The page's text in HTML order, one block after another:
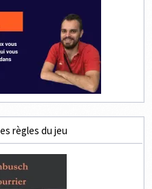
règles du jeu